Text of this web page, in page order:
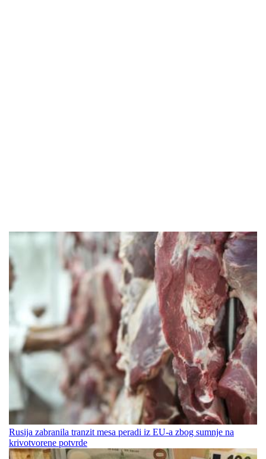
Rusija zabranila tranzit mesa peradi iz EU-a zbog sumnje na
krivotvorene potvrde